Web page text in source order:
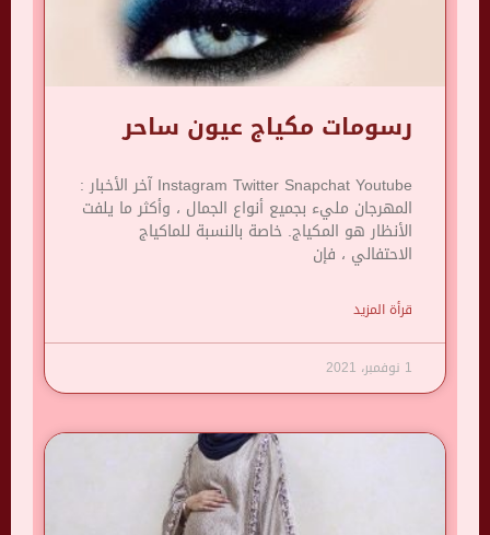
رسومات مكياج عيون ساحر
Instagram Twitter Snapchat Youtube آخر الأخبار :
المهرجان مليء بجميع أنواع الجمال ، وأكثر ما يلفت
الأنظار هو المكياج. خاصة بالنسبة للماكياج
الاحتفالي ، فإن
قرأة المزيد
1 نوفمبر، 2021